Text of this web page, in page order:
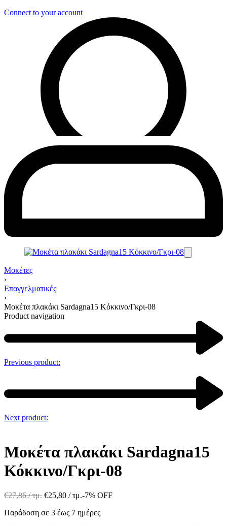
Connect to your account
Μοκέτες
›
Επαγγελματικές
›
Μοκέτα πλακάκι Sardagna15 Κόκκινο/Γκρι-08
Product navigation
Previous product:
Next product:
Μοκέτα πλακάκι Sardagna15
Κόκκινο/Γκρι-08
€27,86/ τμ. €25,80 / τμ.-7% OFF
Παράδοση σε 3 έως 7 ημέρες